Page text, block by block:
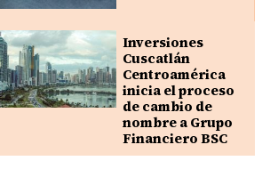
Inversiones
Cuscatlán
Centroamérica
inicia el proceso
de cambio de
nombre a Grupo
Financiero BSC